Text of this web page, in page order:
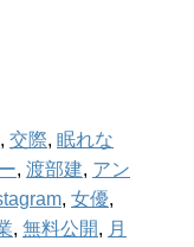
, 交際, 眠れな
, 渡部建, アン
, 女優,
, 無料公開, 月